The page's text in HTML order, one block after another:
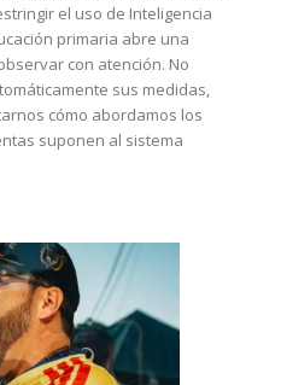
el uso de Inteligencia
primaria abre una
con atención. No
sus medidas,
cómo abordamos los
suponen al sistema